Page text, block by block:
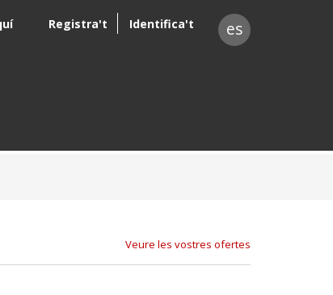
Registra't Identifica't es
Veure les vostres ofertes